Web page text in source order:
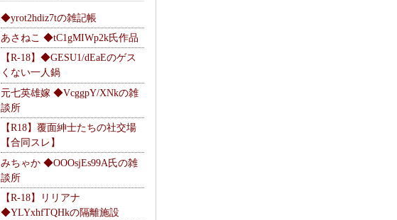
◆yrot2hdiz7tの雑記帳
あさねこ ◆tC1gMIWp2k氏作品
【R-18】◆GESU1/dEaEのゲス
くない一人鍋
元七英雄嫁 ◆VcggpY/XNkの雑
談所
【R18】覆面紳士たちの社交場
【合同スレ】
みちゃか ◆OOOsjEs99A氏の雑
談所
【R-18】リリアナ
◆YLYxhfTQHkの隔離施設